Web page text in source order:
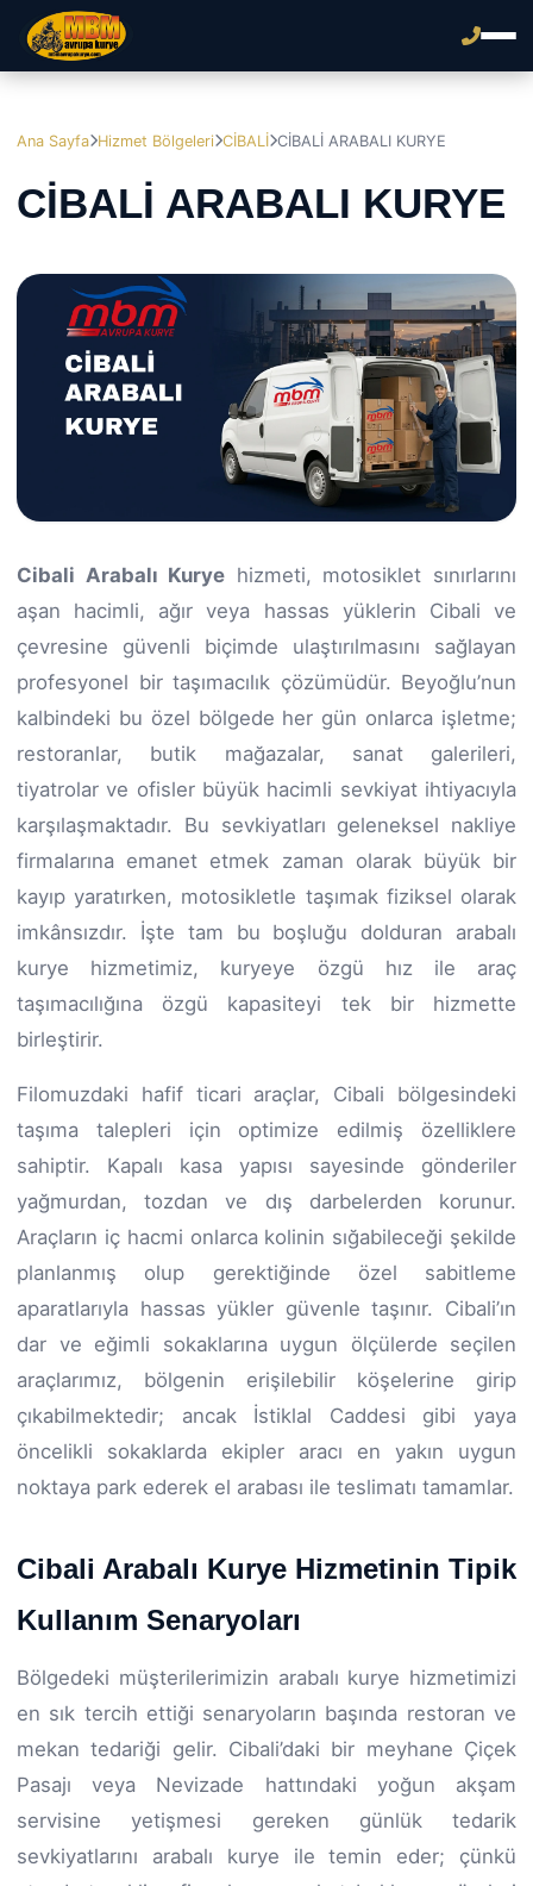
Ana Sayfa Hizmet Bölgeleri CİBALİ CİBALİ ARABALI KURYE
CİBALİ ARABALI KURYE
Cibali Arabalı Kurye hizmeti, motosiklet sınırlarını
aşan hacimli, ağır veya hassas yüklerin Cibali ve
çevresine güvenli biçimde ulaştırılmasını sağlayan
profesyonel bir taşımacılık çözümüdür. Beyoğlu’nun
kalbindeki bu özel bölgede her gün onlarca işletme;
restoranlar, butik mağazalar, sanat galerileri,
tiyatrolar ve ofisler büyük hacimli sevkiyat ihtiyacıyla
karşılaşmaktadır. Bu sevkiyatları geleneksel nakliye
firmalarına emanet etmek zaman olarak büyük bir
kayıp yaratırken, motosikletle taşımak fiziksel olarak
imkânsızdır. İşte tam bu boşluğu dolduran arabalı
kurye hizmetimiz, kuryeye özgü hız ile araç
taşımacılığına özgü kapasiteyi tek bir hizmette
birleştirir.
Filomuzdaki hafif ticari araçlar, Cibali bölgesindeki
taşıma talepleri için optimize edilmiş özelliklere
sahiptir. Kapalı kasa yapısı sayesinde gönderiler
yağmurdan, tozdan ve dış darbelerden korunur.
Araçların iç hacmi onlarca kolinin sığabileceği şekilde
planlanmış olup gerektiğinde özel sabitleme
aparatlarıyla hassas yükler güvenle taşınır. Cibali’ın
dar ve eğimli sokaklarına uygun ölçülerde seçilen
araçlarımız, bölgenin erişilebilir köşelerine girip
çıkabilmektedir; ancak İstiklal Caddesi gibi yaya
öncelikli sokaklarda ekipler aracı en yakın uygun
noktaya park ederek el arabası ile teslimatı tamamlar.
Cibali Arabalı Kurye Hizmetinin Tipik
Kullanım Senaryoları
Bölgedeki müşterilerimizin arabalı kurye hizmetimizi
en sık tercih ettiği senaryoların başında restoran ve
mekan tedariği gelir. Cibali’daki bir meyhane Çiçek
Pasajı veya Nevizade hattındaki yoğun akşam
servisine yetişmesi gereken günlük tedarik
sevkiyatlarını arabalı kurye ile temin eder; çünkü